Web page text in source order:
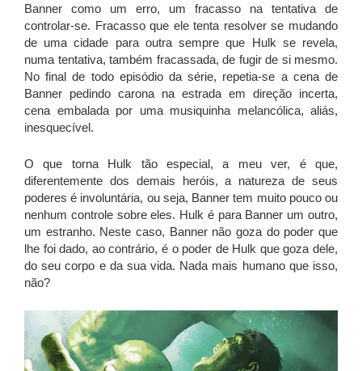
Banner como um erro, um fracasso na tentativa de
controlar-se. Fracasso que ele tenta resolver se mudando
de uma cidade para outra sempre que Hulk se revela,
numa tentativa, também fracassada, de fugir de si mesmo.
No final de todo episódio da série, repetia-se a cena de
Banner pedindo carona na estrada em direção incerta,
cena embalada por uma musiquinha melancólica, aliás,
inesquecível.
O que torna Hulk tão especial, a meu ver, é que,
diferentemente dos demais heróis, a natureza de seus
poderes é involuntária, ou seja, Banner tem muito pouco ou
nenhum controle sobre eles. Hulk é para Banner um outro,
um estranho. Neste caso, Banner não goza do poder que
lhe foi dado, ao contrário, é o poder de Hulk que goza dele,
do seu corpo e da sua vida. Nada mais humano que isso,
não?